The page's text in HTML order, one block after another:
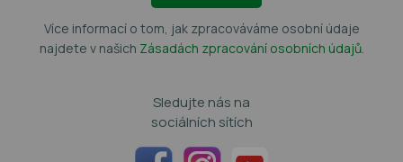
Více informací o tom, jak zpracováváme osobní údaje
najdete v našich Zásadách zpracování osobních údajů.
Sledujte nás na
sociálních sítích